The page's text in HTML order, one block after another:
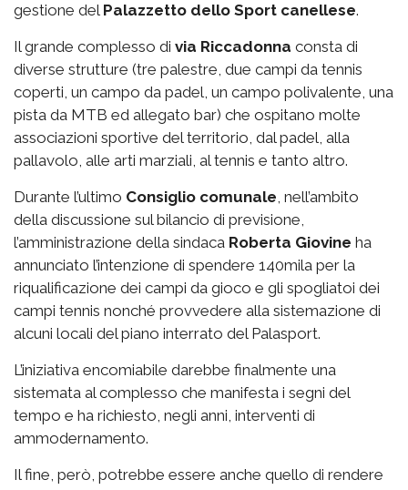
gestione del Palazzetto dello Sport canellese.
Il grande complesso di via Riccadonna consta di
diverse strutture (tre palestre, due campi da tennis
coperti, un campo da padel, un campo polivalente, una
pista da MTB ed allegato bar) che ospitano molte
associazioni sportive del territorio, dal padel, alla
pallavolo, alle arti marziali, al tennis e tanto altro.
Durante l’ultimo Consiglio comunale, nell’ambito
della discussione sul bilancio di previsione,
l’amministrazione della sindaca Roberta Giovine ha
annunciato l’intenzione di spendere 140mila per la
riqualificazione dei campi da gioco e gli spogliatoi dei
campi tennis nonché provvedere alla sistemazione di
alcuni locali del piano interrato del Palasport.
L’iniziativa encomiabile darebbe finalmente una
sistemata al complesso che manifesta i segni del
tempo e ha richiesto, negli anni, interventi di
ammodernamento.
Il fine, però, potrebbe essere anche quello di rendere